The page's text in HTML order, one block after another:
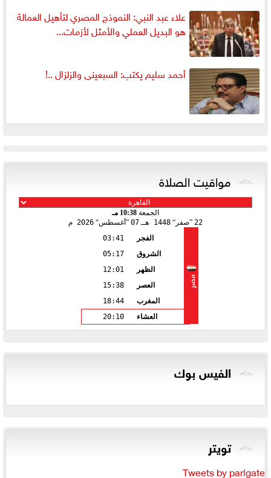
علاء عبد النبي: النموذج المصري لتأهيل العمالة
هو البديل العملي والأمثل لأزمات...
أحمد سليم يكتب: السبعينى والزلزال ..!
مواقيت الصلاة
الجمعة 10:38 مـ
22 صفر 1448 هـ 07 أغسطس 2026 م
مصر
الفجر
03:41
الشروق
05:17
الظهر
12:01
العصر
15:38
المغرب
18:44
العشاء
20:10
الفيس بوك
تويتر
Tweets by parlgate